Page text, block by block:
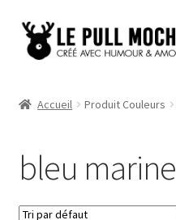
Aller
Aller
au
Pull Noël Homme
Pull Enfant
Accueil Produit Couleurs
bleu marine